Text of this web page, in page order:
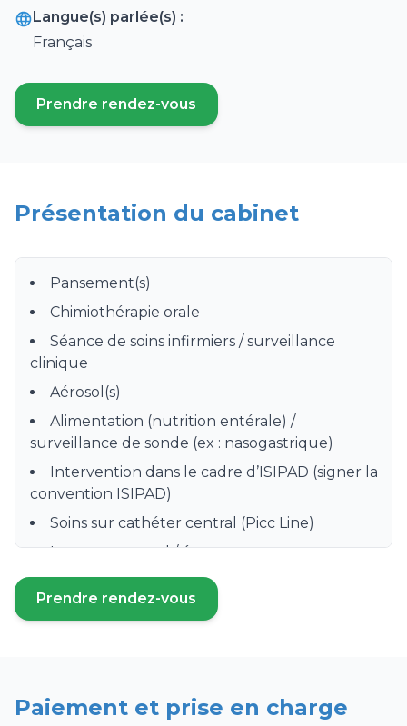
Langue(s) parlée(s) :
Français
Prendre rendez-vous
(ouvre un nouvel onglet)
Présentation du cabinet
Pansement(s)
Chimiothérapie orale
Séance de soins infirmiers / surveillance
clinique
Aérosol(s)
Alimentation (nutrition entérale) /
surveillance de sonde (ex : nasogastrique)
Intervention dans le cadre d’ISIPAD (signer la
convention ISIPAD)
Soins sur cathéter central (Picc Line)
Lavement rectal / évacuateur
Aide à la toilette / nursing / soins d’hygiène /
séance de soins infirmiers
Sérologie
Prendre rendez-vous
(ouvre un nouvel onglet)
Paiement et prise en charge